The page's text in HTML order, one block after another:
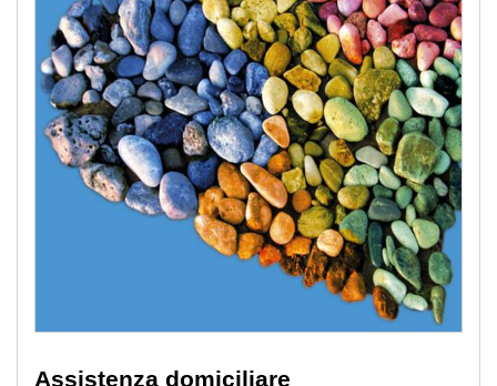
Assistenza domiciliare